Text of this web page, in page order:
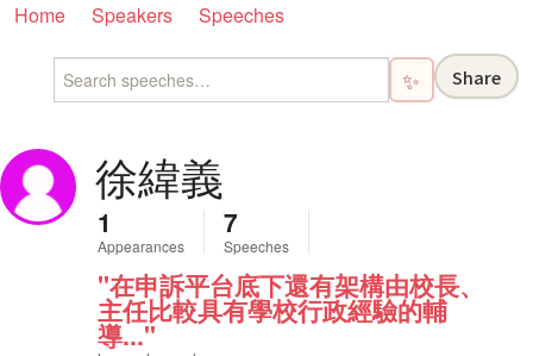
Home Speakers Speeches
✨ Share
徐緯義
1
Appearances
7
Speeches
"在申訴平台底下還有架構由校長、
主任比較具有學校行政經驗的輔
導..."